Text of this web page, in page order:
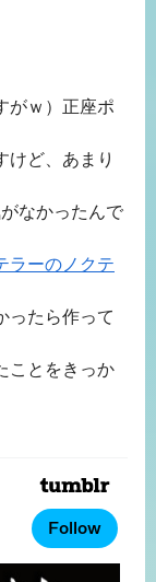
がｗ）正座ポ
けど、あまり
なかったんで
ラーのノクテ
ったら作って
ことをきっか